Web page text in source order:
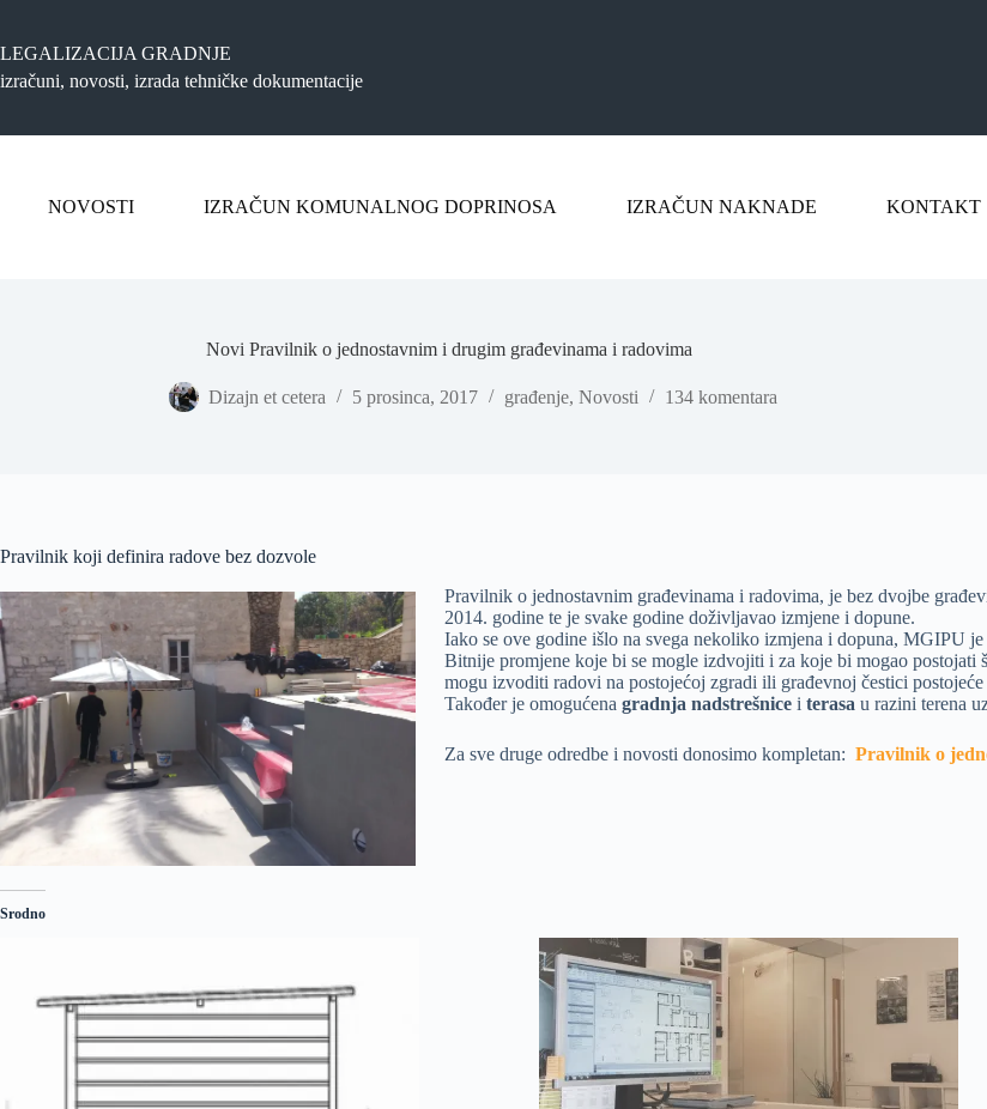
sadržaj
LEGALIZACIJA GRADNJE
izračuni, novosti, izrada tehničke dokumentacije
NOVOSTI IZRAČUN KOMUNALNOG DOPRINOSA IZRAČUN NAKNADE KONTAKT
Novi Pravilnik o jednostavnim i drugim građevinama i radovima
Dizajn et cetera 5 prosinca, 2017 građenje, Novosti 134 komentara
Pravilnik koji definira radove bez dozvole
Pravilnik o jednostavnim građevinama i radovima, je bez dvojbe
2014. godine te je svake godine doživljavao izmjene i dopune.
Iako se ove godine išlo na svega nekoliko izmjena i dopuna, MGIPU
Bitnije promjene koje bi se mogle izdvojiti i za koje bi mogao postojati
mogu izvoditi radovi na postojećoj zgradi ili građevnoj čestici
Također je omogućena gradnja nadstrešnice i terasa u razini terena
Za sve druge odredbe i novosti donosimo kompletan: Pravilnik o
Srodno